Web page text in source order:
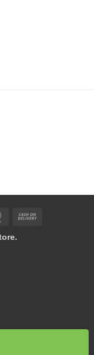
MasterCard